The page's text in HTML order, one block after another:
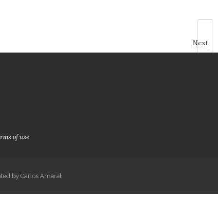
Next
of use
by Carlos Amaral